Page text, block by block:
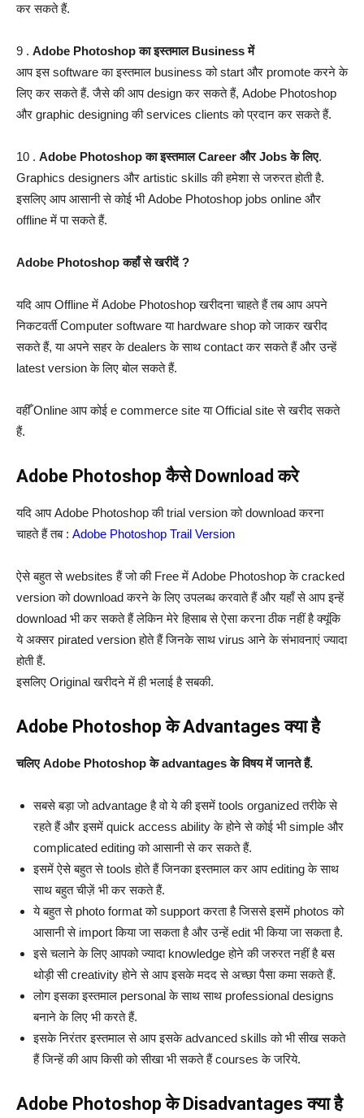
कर सकते हैं.
9 . Adobe Photoshop का इस्तमाल Business में
आप इस software का इस्तमाल business को start और promote करने के
लिए कर सकते हैं. जैसे की आप design कर सकते हैं, Adobe Photoshop
और graphic designing की services clients को प्रदान कर सकते हैं.
10 . Adobe Photoshop का इस्तमाल Career और Jobs के लिए.
Graphics designers और artistic skills की हमेशा से जरुरत होती है.
इसलिए आप आसानी से कोई भी Adobe Photoshop jobs online और
offline में पा सकते हैं.
Adobe Photoshop कहाँ से खरीदें ?
यदि आप Offline में Adobe Photoshop खरीदना चाहते हैं तब आप अपने
निकटवर्ती Computer software या hardware shop को जाकर खरीद
सकते हैं, या अपने सहर के dealers के साथ contact कर सकते हैं और उन्हें
latest version के लिए बोल सकते हैं.
वहीँ Online आप कोई e commerce site या Official site से खरीद सकते
हैं.
Adobe Photoshop कैसे Download करे
यदि आप Adobe Photoshop की trial version को download करना
चाहते हैं तब : Adobe Photoshop Trail Version
ऐसे बहुत से websites हैं जो की Free में Adobe Photoshop के cracked
version को download करने के लिए उपलब्ध करवाते हैं और यहाँ से आप इन्हें
download भी कर सकते हैं लेकिन मेरे हिसाब से ऐसा करना ठीक नहीं है क्यूंकि
ये अक्सर pirated version होते हैं जिनके साथ virus आने के संभावनाएं ज्यादा
होती हैं.
इसलिए Original खरीदने में ही भलाई है सबकी.
Adobe Photoshop के Advantages क्या है
चलिए Adobe Photoshop के advantages के विषय में जानते हैं.
सबसे बड़ा जो advantage है वो ये की इसमें tools organized तरीके से
रहते हैं और इसमें quick access ability के होने से कोई भी simple और
complicated editing को आसानी से कर सकते हैं.
इसमें ऐसे बहुत से tools होते हैं जिनका इस्तमाल कर आप editing के साथ
साथ बहुत चीज़ें भी कर सकते हैं.
ये बहुत से photo format को support करता है जिससे इसमें photos को
आसानी से import किया जा सकता है और उन्हें edit भी किया जा सकता है.
इसे चलाने के लिए आपको ज्यादा knowledge होने की जरुरत नहीं है बस
थोड़ी सी creativity होने से आप इसके मदद से अच्छा पैसा कमा सकते हैं.
लोग इसका इस्तमाल personal के साथ साथ professional designs
बनाने के लिए भी करते हैं.
इसके निरंतर इस्तमाल से आप इसके advanced skills को भी सीख सकते
हैं जिन्हें की आप किसी को सीखा भी सकते हैं courses के जरिये.
Adobe Photoshop के Disadvantages क्या है